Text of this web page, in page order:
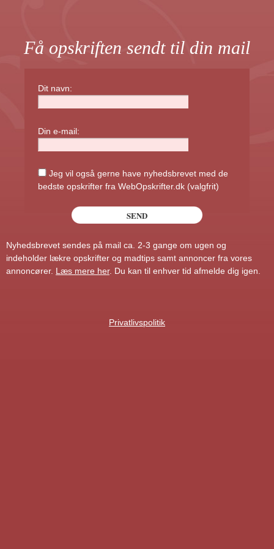
Få opskriften sendt til din mail
Dit navn:
Din e-mail:
Jeg vil også gerne have nyhedsbrevet med de
bedste opskrifter fra WebOpskrifter.dk (valgfrit)
Nyhedsbrevet sendes på mail ca. 2-3 gange om ugen og
indeholder lækre opskrifter og madtips samt annoncer fra vores
annoncører. Læs mere her. Du kan til enhver tid afmelde dig igen.
Privatlivspolitik